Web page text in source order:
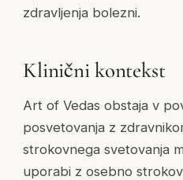
zdravljenja bolezni.
Klinični kontekst
Art of Vedas obstaja v
posvetovanja z
strokovnega svetovanja
uporabi z osebno